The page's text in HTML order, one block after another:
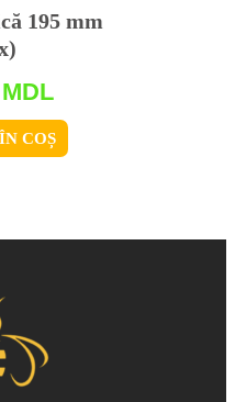
195 mm
MDL
COȘ